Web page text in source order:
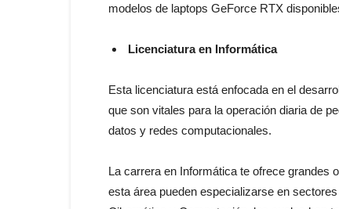
modelos de laptops GeForce RTX
Licenciatura en Informática
Esta licenciatura está enfocada en el
que son vitales para la operación diaria de
datos y redes computacionales.
La carrera en Informática te ofrece grandes
esta área pueden especializarse en